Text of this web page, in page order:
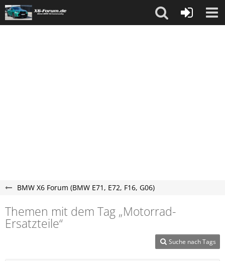
BMW X6 Forum (BMW E71, E72, F16, G06)
Themen mit dem Tag „Motorrad-
Ersatzteile“
Suche nach Tags